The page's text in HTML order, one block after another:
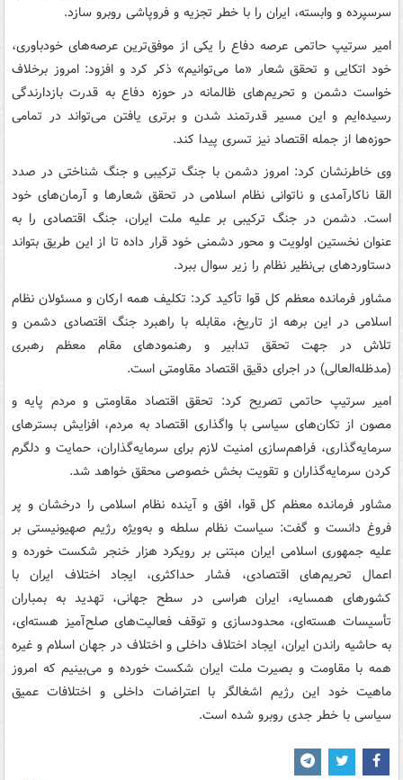
سرسپرده و وابسته، ایران را با خطر تجزیه و فروپاشی روبرو سازد.
امیر سرتیپ حاتمی عرصه دفاع را یکی از موفق‌ترین عرصه‌های خودباوری،
خود اتکایی و تحقق شعار «ما می‌توانیم» ذکر کرد و افزود: امروز برخلاف
خواست دشمن و تحریم‌های ظالمانه در حوزه دفاع به قدرت بازدارندگی
رسیده‌ایم و این مسیر قدرتمند شدن و برتری یافتن می‌تواند در تمامی
حوزه‌ها از جمله اقتصاد نیز تسری پیدا کند.
وی خاطرنشان کرد: امروز دشمن با جنگ ترکیبی و جنگ شناختی در صدد
القا ناکارآمدی و ناتوانی نظام اسلامی در تحقق شعارها و آرمان‌های خود
است. دشمن در جنگ ترکیبی بر علیه ملت ایران، جنگ اقتصادی را به
عنوان نخستین اولویت و محور دشمنی خود قرار داده تا از این طریق بتواند
دستاوردهای بی‌نظیر نظام را زیر سوال ببرد.
مشاور فرمانده معظم کل قوا تأکید کرد: تکلیف همه ارکان و مسئولان نظام
اسلامی در این برهه از تاریخ، مقابله با راهبرد جنگ اقتصادی دشمن و
تلاش در جهت تحقق تدابیر و رهنمودهای مقام معظم رهبری
(مدظله‌العالی) در اجرای دقیق اقتصاد مقاومتی است.
امیر سرتیپ حاتمی تصریح کرد: تحقق اقتصاد مقاومتی و مردم پایه و
مصون از تکان‌های سیاسی با واگذاری اقتصاد به مردم، افزایش بسترهای
سرمایه‌گذاری، فراهم‌سازی امنیت لازم برای سرمایه‌گذاران، حمایت و دلگرم
کردن سرمایه‌گذاران و تقویت بخش خصوصی محقق خواهد شد.
مشاور فرمانده معظم کل قوا، افق و آینده نظام اسلامی را درخشان و پر
فروغ دانست و گفت: سیاست نظام سلطه و به‌ویژه رژیم صهیونیستی بر
علیه جمهوری اسلامی ایران مبتنی بر رویکرد هزار خنجر شکست خورده و
اعمال تحریم‌های اقتصادی، فشار حداکثری، ایجاد اختلاف ایران با
کشورهای همسایه، ایران هراسی در سطح جهانی، تهدید به بمباران
تأسیسات هسته‌ای، محدودسازی و توقف فعالیت‌های صلح‌آمیز هسته‌ای،
به حاشیه راندن ایران، ایجاد اختلاف داخلی و اختلاف در جهان اسلام و غیره
همه با مقاومت و بصیرت ملت ایران شکست خورده و می‌بینیم که امروز
ماهیت خود این رژیم اشغالگر با اعتراضات داخلی و اختلافات عمیق
سیاسی با خطر جدی روبرو شده است.